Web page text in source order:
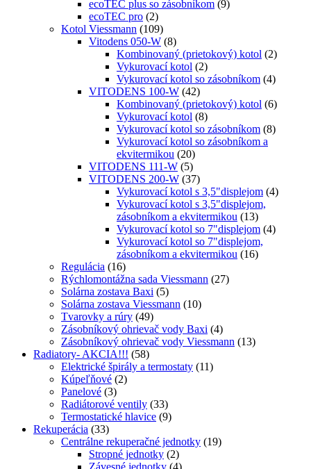
ecoTEC plus so zásobníkom (9)
ecoTEC pro (2)
Kotol Viessmann (109)
Vitodens 050-W (8)
Kombinovaný (prietokový) kotol (2)
Vykurovací kotol (2)
Vykurovací kotol so zásobníkom (4)
VITODENS 100-W (42)
Kombinovaný (prietokový) kotol (6)
Vykurovací kotol (8)
Vykurovací kotol so zásobníkom (8)
Vykurovací kotol so zásobníkom a
ekvitermikou (20)
VITODENS 111-W (5)
VITODENS 200-W (37)
Vykurovací kotol s 3,5"displejom (4)
Vykurovací kotol s 3,5"displejom,
zásobníkom a ekvitermikou (13)
Vykurovací kotol so 7"displejom (4)
Vykurovací kotol so 7"displejom,
zásobníkom a ekvitermikou (16)
Regulácia (16)
Rýchlomontážna sada Viessmann (27)
Solárna zostava Baxi (5)
Solárna zostava Viessmann (10)
Tvarovky a rúry (49)
Zásobníkový ohrievač vody Baxi (4)
Zásobníkový ohrievač vody Viessmann (13)
Radiatory- AKCIA!!! (58)
Elektrické špirály a termostaty (11)
Kúpeľňové (2)
Panelové (3)
Radiátorové ventily (33)
Termostatické hlavice (9)
Rekuperácia (33)
Centrálne rekuperačné jednotky (19)
Stropné jednotky (2)
Závesné jednotky (4)